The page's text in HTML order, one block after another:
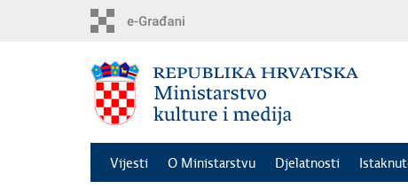
Vijesti O Ministarstvu Djelatnosti